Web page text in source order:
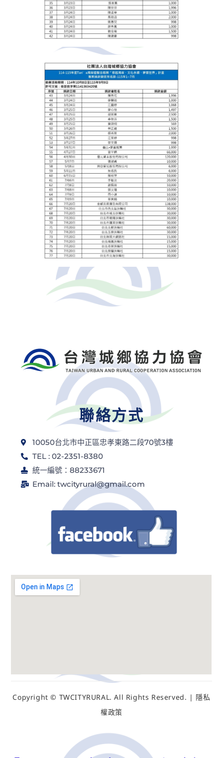
聯絡方式
10050台北市中正區忠孝東路二段70號3樓
TEL : 02-2351-8380
統一編號：88233671
Email: twcityrural@gmail.com
Copyright © TWCITYRURAL. All Rights Reserved. | 隱私
權政策